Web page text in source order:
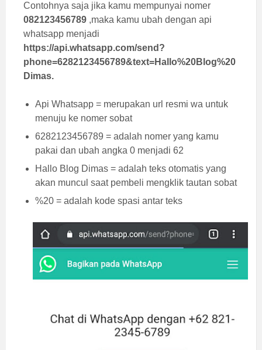
Contohnya saja jika kamu mempunyai nomer
082123456789 ,maka kamu ubah dengan api
whatsapp menjadi
https://api.whatsapp.com/send?
phone=6282123456789&text=Hallo%20Blog%20
Dimas.
Api Whatsapp = merupakan url resmi wa untuk
menuju ke nomer sobat
6282123456789 = adalah nomer yang kamu
pakai dan ubah angka 0 menjadi 62
Hallo Blog Dimas = adalah teks otomatis yang
akan muncul saat pembeli mengklik tautan sobat
%20 = adalah kode spasi antar teks